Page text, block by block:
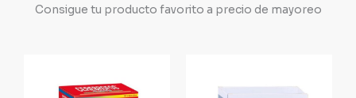
Consigue tu producto favorito a precio de mayoreo